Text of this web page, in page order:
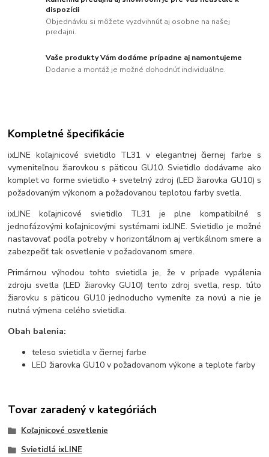
dispozícii
Objednávku si môžete vyzdvihnúť aj osobne na našej
predajni.
Vaše produkty Vám dodáme prípadne aj namontujeme
Dodanie a montáž je možné dohodnúť individuálne.
Kompletné špecifikácie
ixLINE koľajnicové svietidlo TL31 v elegantnej čiernej farbe s
vymeniteľnou žiarovkou s päticou GU10. Svietidlo dodávame ako
komplet vo forme svietidlo + svetelný zdroj (LED žiarovka GU10) s
požadovaným výkonom a požadovanou teplotou farby svetla.
ixLINE koľajnicové svietidlo TL31 je plne kompatibilné s
jednofázovými koľajnicovými systémami ixLINE. Svietidlo je možné
nastavovať podľa potreby v horizontálnom aj vertikálnom smere a
zabezpečiť tak osvetlenie v požadovanom smere.
Primárnou výhodou tohto svietidla je, že v prípade vypálenia
zdroju svetla (LED žiarovky GU10) tento zdroj svetla, resp. túto
žiarovku s päticou GU10 jednoducho vymeníte za novú a nie je
nutná výmena celého svietidla.
Obah balenia:
teleso svietidla v čiernej farbe
LED žiarovka GU10 v požadovanom výkone a teplote farby
Tovar zaradený v kategóriách
Koľajnicové osvetlenie
Svietidlá ixLINE